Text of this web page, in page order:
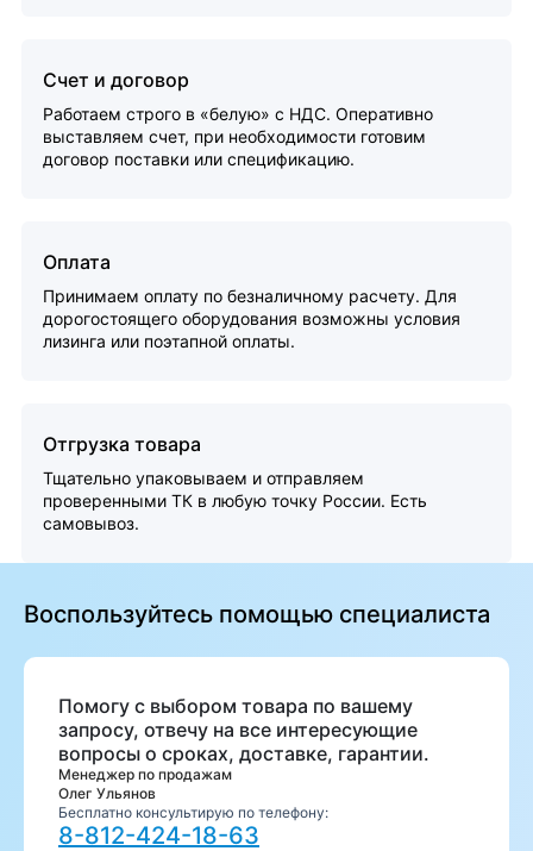
Счет и договор
Работаем строго в «белую» с НДС. Оперативно
выставляем счет, при необходимости готовим
договор поставки или спецификацию.
Оплата
Принимаем оплату по безналичному расчету. Для
дорогостоящего оборудования возможны условия
лизинга или поэтапной оплаты.
Отгрузка товара
Тщательно упаковываем и отправляем
проверенными ТК в любую точку России. Есть
самовывоз.
Воспользуйтесь помощью специалиста
Помогу с выбором товара по вашему
запросу, отвечу на все интересующие
вопросы о сроках, доставке, гарантии.
Менеджер по продажам
Олег Ульянов
Бесплатно консультирую по телефону:
8-812-424-18-63